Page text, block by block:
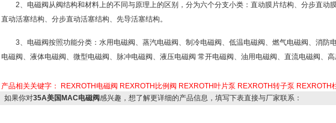
2、电磁阀从阀结构和材料上的不同与原理上的区别，分为六个分支小类：直动膜片结构、分步直动
直动活塞结构、分步直动活塞结构、先导活塞结构。
3、电磁阀按照功能分类：水用电磁阀、蒸汽电磁阀、制冷电磁阀、低温电磁阀、燃气电磁阀、消防
电磁阀、液体电磁阀、微型电磁阀、脉冲电磁阀、液压电磁阀 常开电磁阀、油用电磁阀、直流电磁阀、高
产品相关关键字： REXROTH电磁阀 REXROTH比例阀 REXROTH叶片泵 REXROTH转子泵 REXROTH
如果你对35A美国MAC电磁阀感兴趣，想了解更详细的产品信息，填写下表直接与厂家联系：